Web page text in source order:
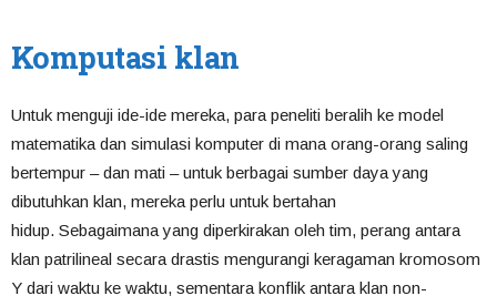
Komputasi klan
Untuk menguji ide-ide mereka, para peneliti beralih ke model
matematika dan simulasi komputer di mana orang-orang saling
bertempur – dan mati – untuk berbagai sumber daya yang
dibutuhkan klan, mereka perlu untuk bertahan
hidup. Sebagaimana yang diperkirakan oleh tim, perang antara
klan patrilineal secara drastis mengurangi keragaman kromosom
Y dari waktu ke waktu, sementara konflik antara klan non-